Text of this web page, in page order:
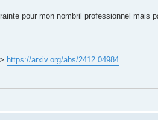
pour mon nombril professionnel mais
https://arxiv.org/abs/2412.04984